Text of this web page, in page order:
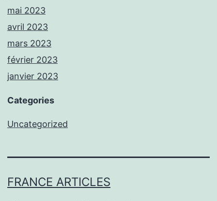
mai 2023
avril 2023
mars 2023
février 2023
janvier 2023
Categories
Uncategorized
FRANCE ARTICLES